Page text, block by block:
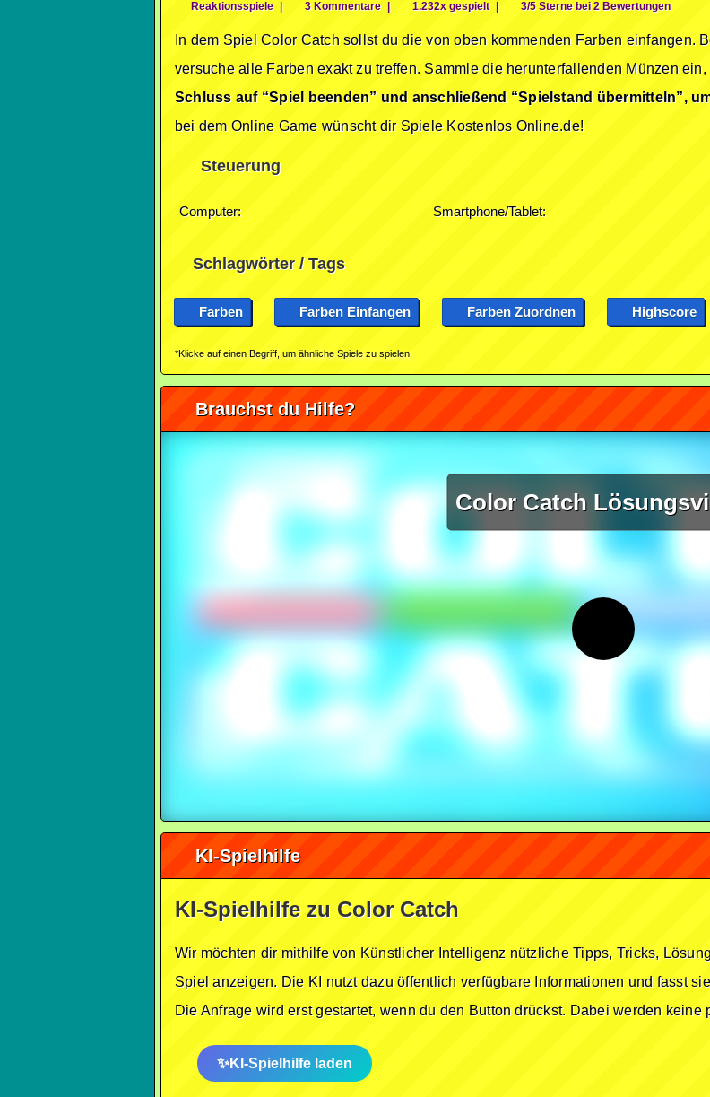
Reaktionsspiele | 3 Kommentare | 1.232x gespielt | 3/5 Sterne bei 2 Bewertungen
In dem Spiel Color Catch sollst du die von oben kommenden Farben einfangen.
versuche alle Farben exakt zu treffen. Sammle die herunterfallenden Münzen
Schluss auf “Spiel beenden” und anschließend “Spielstand übermitteln”,
bei dem Online Game wünscht dir Spiele Kostenlos Online.de!
Steuerung
Computer: Smartphone/Tablet:
Schlagwörter / Tags
Farben Farben Einfangen Farben Zuordnen Highscore
*Klicke auf einen Begriff, um ähnliche Spiele zu spielen.
Brauchst du Hilfe?
Color Catch
KI-Spielhilfe
KI-Spielhilfe zu Color Catch
Wir möchten dir mithilfe von Künstlicher Intelligenz nützliche Tipps, Tricks,
Spiel anzeigen. Die KI nutzt dazu öffentlich verfügbare Informationen und fasst
Die Anfrage wird erst gestartet, wenn du den Button drückst. Dabei werden
KI-Spielhilfe laden